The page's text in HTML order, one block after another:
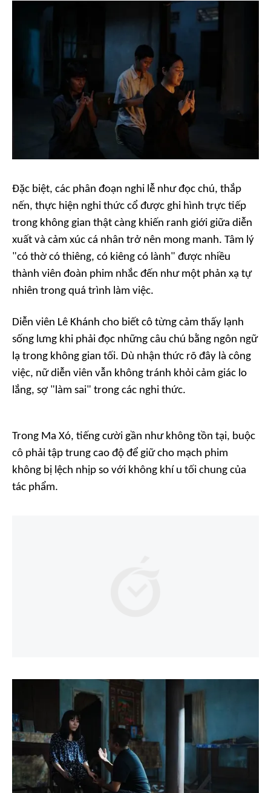
Đặc biệt, các phân đoạn nghi lễ như đọc chú, thắp
nến, thực hiện nghi thức cổ được ghi hình trực tiếp
trong không gian thật càng khiến ranh giới giữa diễn
xuất và cảm xúc cá nhân trở nên mong manh. Tâm lý
"có thờ có thiêng, có kiêng có lành" được nhiều
thành viên đoàn phim nhắc đến như một phản xạ tự
nhiên trong quá trình làm việc.
Diễn viên Lê Khánh cho biết cô từng cảm thấy lạnh
sống lưng khi phải đọc những câu chú bằng ngôn ngữ
lạ trong không gian tối. Dù nhận thức rõ đây là công
việc, nữ diễn viên vẫn không tránh khỏi cảm giác lo
lắng, sợ "làm sai" trong các nghi thức.
Trong Ma Xó, tiếng cười gần như không tồn tại, buộc
cô phải tập trung cao độ để giữ cho mạch phim
không bị lệch nhịp so với không khí u tối chung của
tác phẩm.